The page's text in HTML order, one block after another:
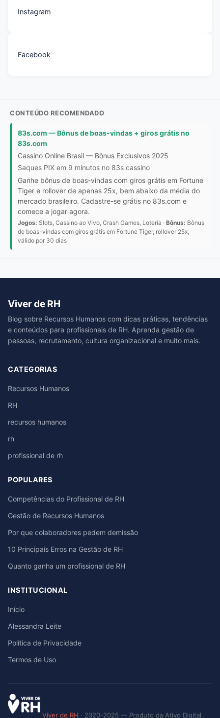
Instagram
Facebook
CONTEÚDO RECOMENDADO
83s.com — Bônus de boas-vindas + giros grátis no
83s.com
Cassino Online Brasil — Bônus Exclusivos 2025
Saques PIX em 9 minutos no 83s cassino
Ganhe bônus de boas-vindas com giros grátis em Fortune
Tiger e rollover de apenas 25x, bem abaixo da média do
mercado brasileiro. Cadastre-se grátis no 83s.com e
comece a jogar agora.
Jogos: Slots, Cassino ao Vivo, Crash Games, Loteria · Bônus: Bônus
de boas-vindas com giros grátis em Fortune Tiger, rollover 25x,
válido por 30 dias
Viver de RH
Blog sobre Recursos Humanos com dicas práticas, tendências
e conteúdos para profissionais de RH. Aprenda gestão de
pessoas, recrutamento, cultura organizacional e muito mais.
CATEGORIAS
Recursos Humanos
RH
recursos humanos
rh
profissional de rh
POPULARES
Competências do Profissional de RH
Gestão de Recursos Humanos
Por que colaboradores pedem demissão
10 Principais Erros na Gestão de RH
Quanto ganha um profissional de RH
INSTITUCIONAL
Início
Alessandra Leite
Política de Privacidade
Termos de Uso
Viver de RH · 2020-2025 — Produto da Ativo Digital